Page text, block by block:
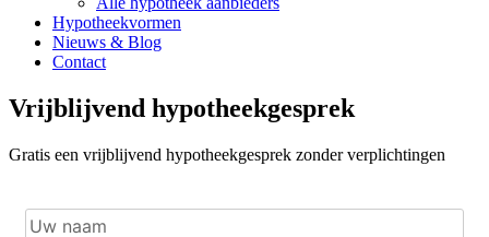
Hypotheekvormen
Nieuws & Blog
Contact
Vrijblijvend hypotheekgesprek
Gratis een vrijblijvend hypotheekgesprek zonder verplichtingen